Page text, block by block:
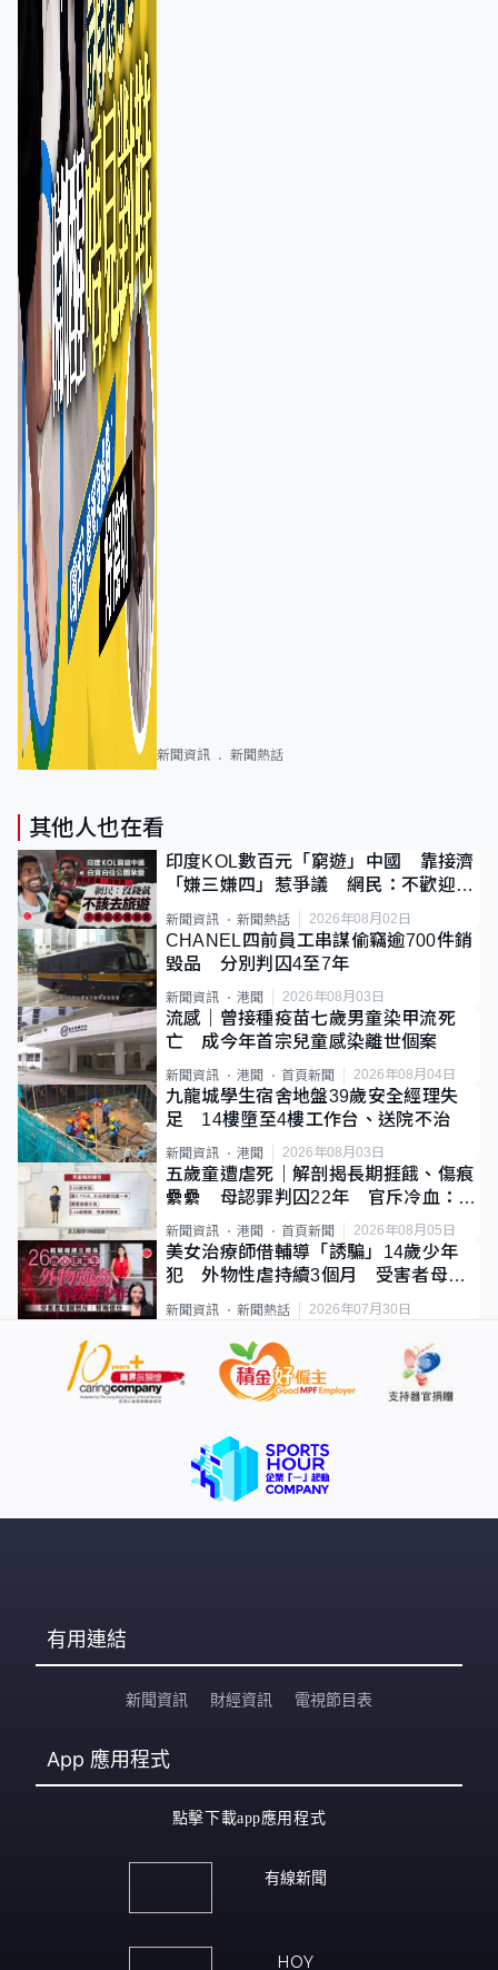
新聞資訊 新聞熱話
其他人也在看
印度KOL數百元「窮遊」中國 靠接濟
「嫌三嫌四」惹爭議 網民：不歡迎劣
質旅客
新聞資訊 新聞熱話 2026年08月02日
CHANEL四前員工串謀偷竊逾700件銷
毀品 分別判囚4至7年
新聞資訊 港聞 2026年08月03日
流感｜曾接種疫苗七歲男童染甲流死
亡 成今年首宗兒童感染離世個案
新聞資訊 港聞 首頁新聞 2026年08月04日
九龍城學生宿舍地盤39歲安全經理失
足 14樓墮至4樓工作台、送院不治
新聞資訊 港聞 2026年08月03日
五歲童遭虐死｜解剖揭長期捱餓、傷痕
纍纍 母認罪判囚22年 官斥冷血：同
類案最惡劣
新聞資訊 港聞 首頁新聞 2026年08月05日
美女治療師借輔導「誘騙」14歲少年
犯 外物性虐持續3個月 受害者母：
要保護其他人
新聞資訊 新聞熱話 2026年07月30日
有用連結
新聞資訊 財經資訊 電視節目表
App 應用程式
點擊下載app應用程式
有線新聞
HOY